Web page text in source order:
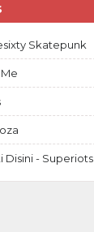
Skatepunk
Disini - Superiots